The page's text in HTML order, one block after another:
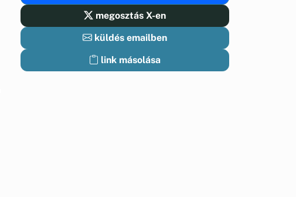
megosztás X-en
küldés emailben
link másolása